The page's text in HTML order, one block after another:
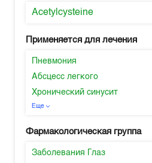
Acetylcysteine
Применяется для лечения
Пневмония
Абсцесс легкого
Хронический синусит
Еще
Фармакологическая группа
Заболевания Глаз